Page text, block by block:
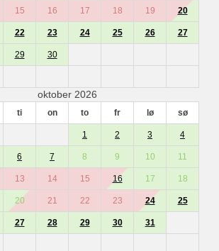
15 16 17 18 19 20
22 23 24 25 26 27
29 30
oktober 2026
ti on to fr lø sø
1 2 3 4
6 7 8 9 10 11
13 14 15 16 17 18
20 21 22 23 24 25
27 28 29 30 31